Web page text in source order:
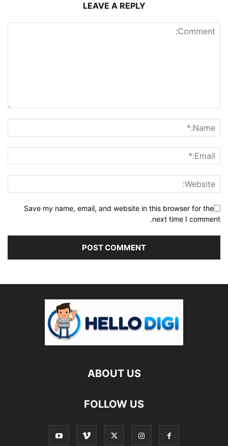
LEAVE A REPLY
Save my name, email, and website in this browser for the
next time I comment.
ABOUT US
FOLLOW US